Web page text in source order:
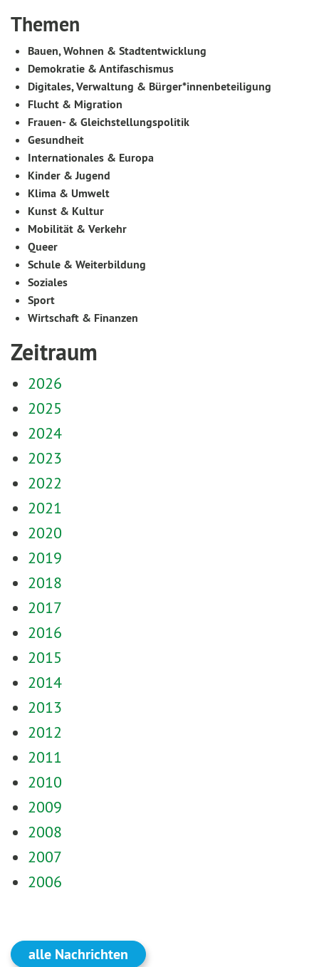
Themen
Bauen, Wohnen & Stadtentwicklung
Demokratie & Antifaschismus
Digitales, Verwaltung & Bürger*innenbeteiligung
Flucht & Migration
Frauen- & Gleichstellungspolitik
Gesundheit
Internationales & Europa
Kinder & Jugend
Klima & Umwelt
Kunst & Kultur
Mobilität & Verkehr
Queer
Schule & Weiterbildung
Soziales
Sport
Wirtschaft & Finanzen
Zeitraum
2026
2025
2024
2023
2022
2021
2020
2019
2018
2017
2016
2015
2014
2013
2012
2011
2010
2009
2008
2007
2006
alle Nachrichten